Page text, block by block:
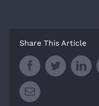
Share This Article
FacebookTwitter
Email